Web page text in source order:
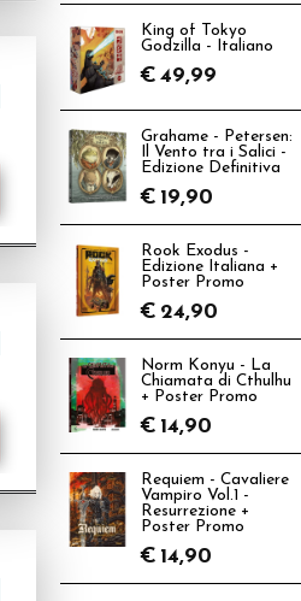
King of Tokyo
Godzilla - Italiano
€ 49,99
Grahame - Petersen:
Il Vento tra i Salici -
Edizione Definitiva
€ 19,90
Rook Exodus -
Edizione Italiana +
Poster Promo
€ 24,90
Norm Konyu - La
Chiamata di Cthulhu
+ Poster Promo
€ 14,90
Requiem - Cavaliere
Vampiro Vol.1 -
Resurrezione +
Poster Promo
€ 14,90